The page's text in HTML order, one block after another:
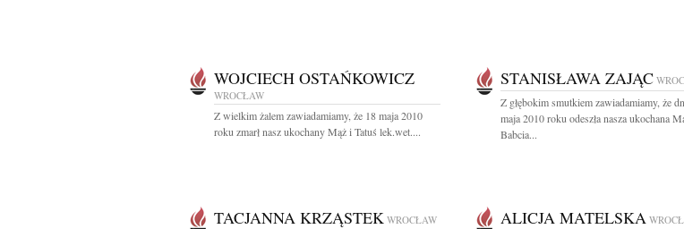
WOJCIECH OSTAŃKOWICZ
WROCŁAW
Z wielkim żalem zawiadamiamy, że 18 maja 2010
roku zmarł nasz ukochany Mąż i Tatuś lek.wet....
STANISŁAWA ZAJĄC
Z głębokim smutkiem zawiadamiamy, że
maja 2010 roku odeszła nasza ukochana
Babcia...
TACJANNA KRZĄSTEK WROCŁAW ALICJA MATELSKA